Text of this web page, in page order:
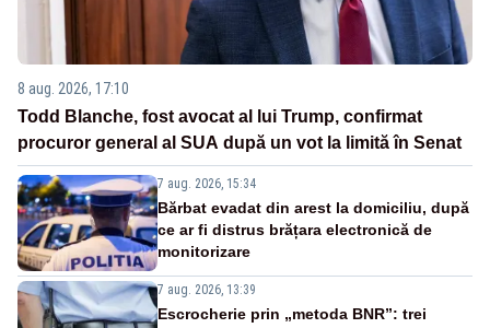
8 aug. 2026, 17:10
Todd Blanche, fost avocat al lui Trump, confirmat
procuror general al SUA după un vot la limită în Senat
7 aug. 2026, 15:34
Bărbat evadat din arest la domiciliu, după
ce ar fi distrus brățara electronică de
monitorizare
7 aug. 2026, 13:39
Escrocherie prin „metoda BNR”: trei